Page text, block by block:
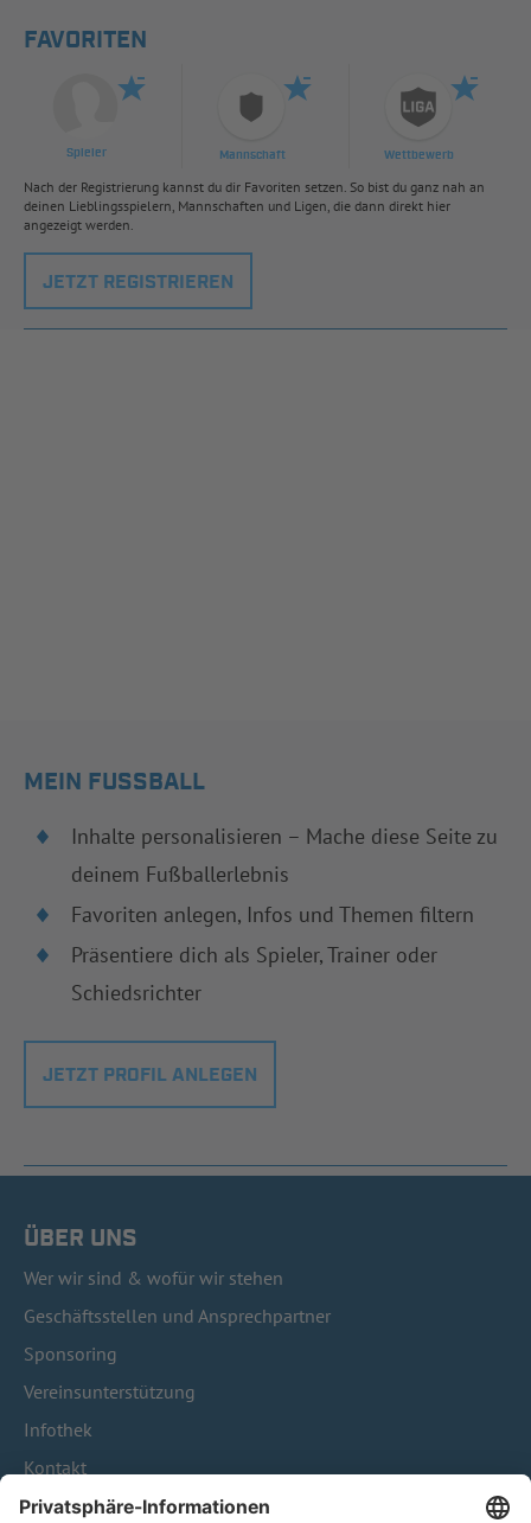
FAVORITEN
Spieler Mannschaft Wettbewerb
Nach der Registrierung kannst du dir Favoriten setzen. So bist du ganz nah an
deinen Lieblingsspielern, Mannschaften und Ligen, die dann direkt hier
angezeigt werden.
JETZT REGISTRIEREN
MEIN FUSSBALL
Inhalte personalisieren – Mache diese Seite zu
deinem Fußballerlebnis
Favoriten anlegen, Infos und Themen filtern
Präsentiere dich als Spieler, Trainer oder
Schiedsrichter
JETZT PROFIL ANLEGEN
ÜBER UNS
Wer wir sind & wofür wir stehen
Geschäftsstellen und Ansprechpartner
Sponsoring
Vereinsunterstützung
Infothek
Kontakt